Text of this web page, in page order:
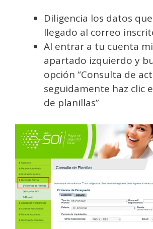
Diligencia los datos
llegado al correo
Al entrar a tu cuenta
apartado izquierdo y
opción “Consulta de
seguidamente haz clic
de planillas”